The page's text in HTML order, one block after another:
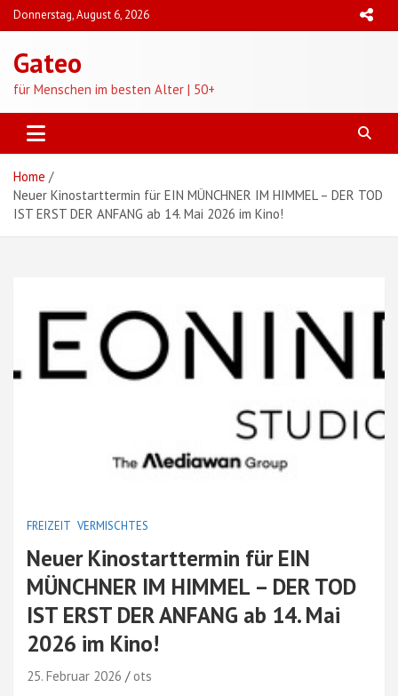
Skip
to
Donnerstag, August 6, 2026
Gateo
für Menschen im besten Alter | 50+
Home
Neuer Kinostarttermin für EIN MÜNCHNER IM HIMMEL – DER TOD
IST ERST DER ANFANG ab 14. Mai 2026 im Kino!
FREIZEIT VERMISCHTES
Neuer Kinostarttermin für EIN
MÜNCHNER IM HIMMEL – DER TOD
IST ERST DER ANFANG ab 14. Mai
2026 im Kino!
25. Februar 2026
ots